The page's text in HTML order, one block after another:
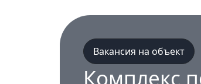
Вакансия на объект
Комплекс